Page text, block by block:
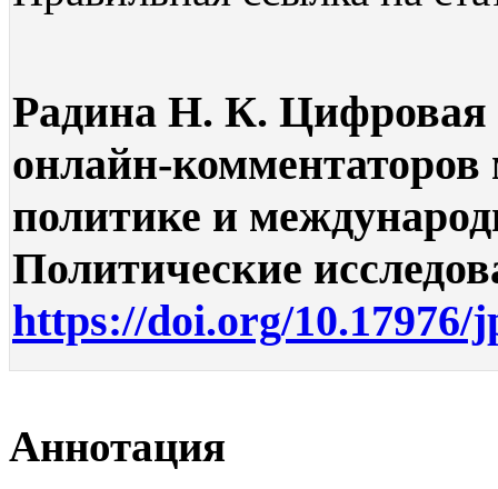
Радина Н. К. Цифровая
онлайн-
политике и
Политические
https://doi.org/10.17976/
Аннотация